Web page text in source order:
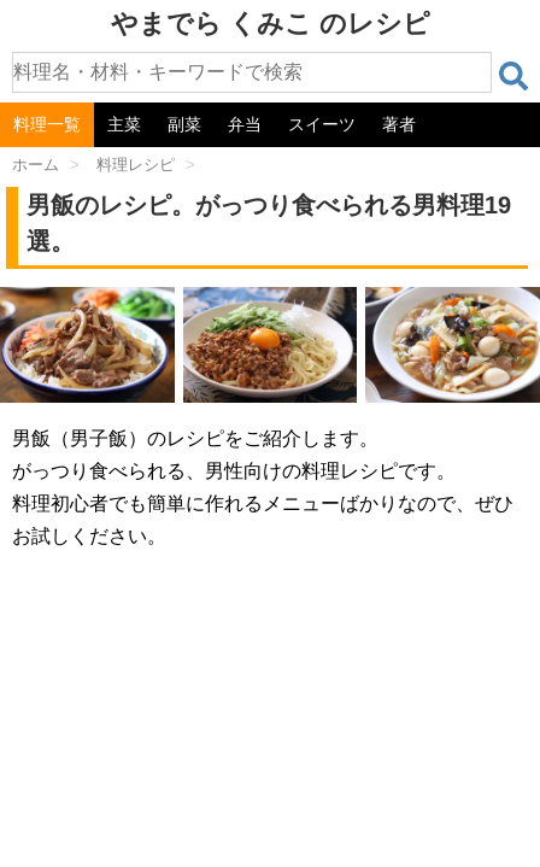
やまでら くみこ のレシピ
料理一覧 主菜 副菜 弁当 スイーツ 著者
ホーム > 料理レシピ >
男飯のレシピ。がっつり食べられる男料理19
選。
男飯（男子飯）のレシピをご紹介します。
がっつり食べられる、男性向けの料理レシピです。
料理初心者でも簡単に作れるメニューばかりなので、ぜひ
お試しください。